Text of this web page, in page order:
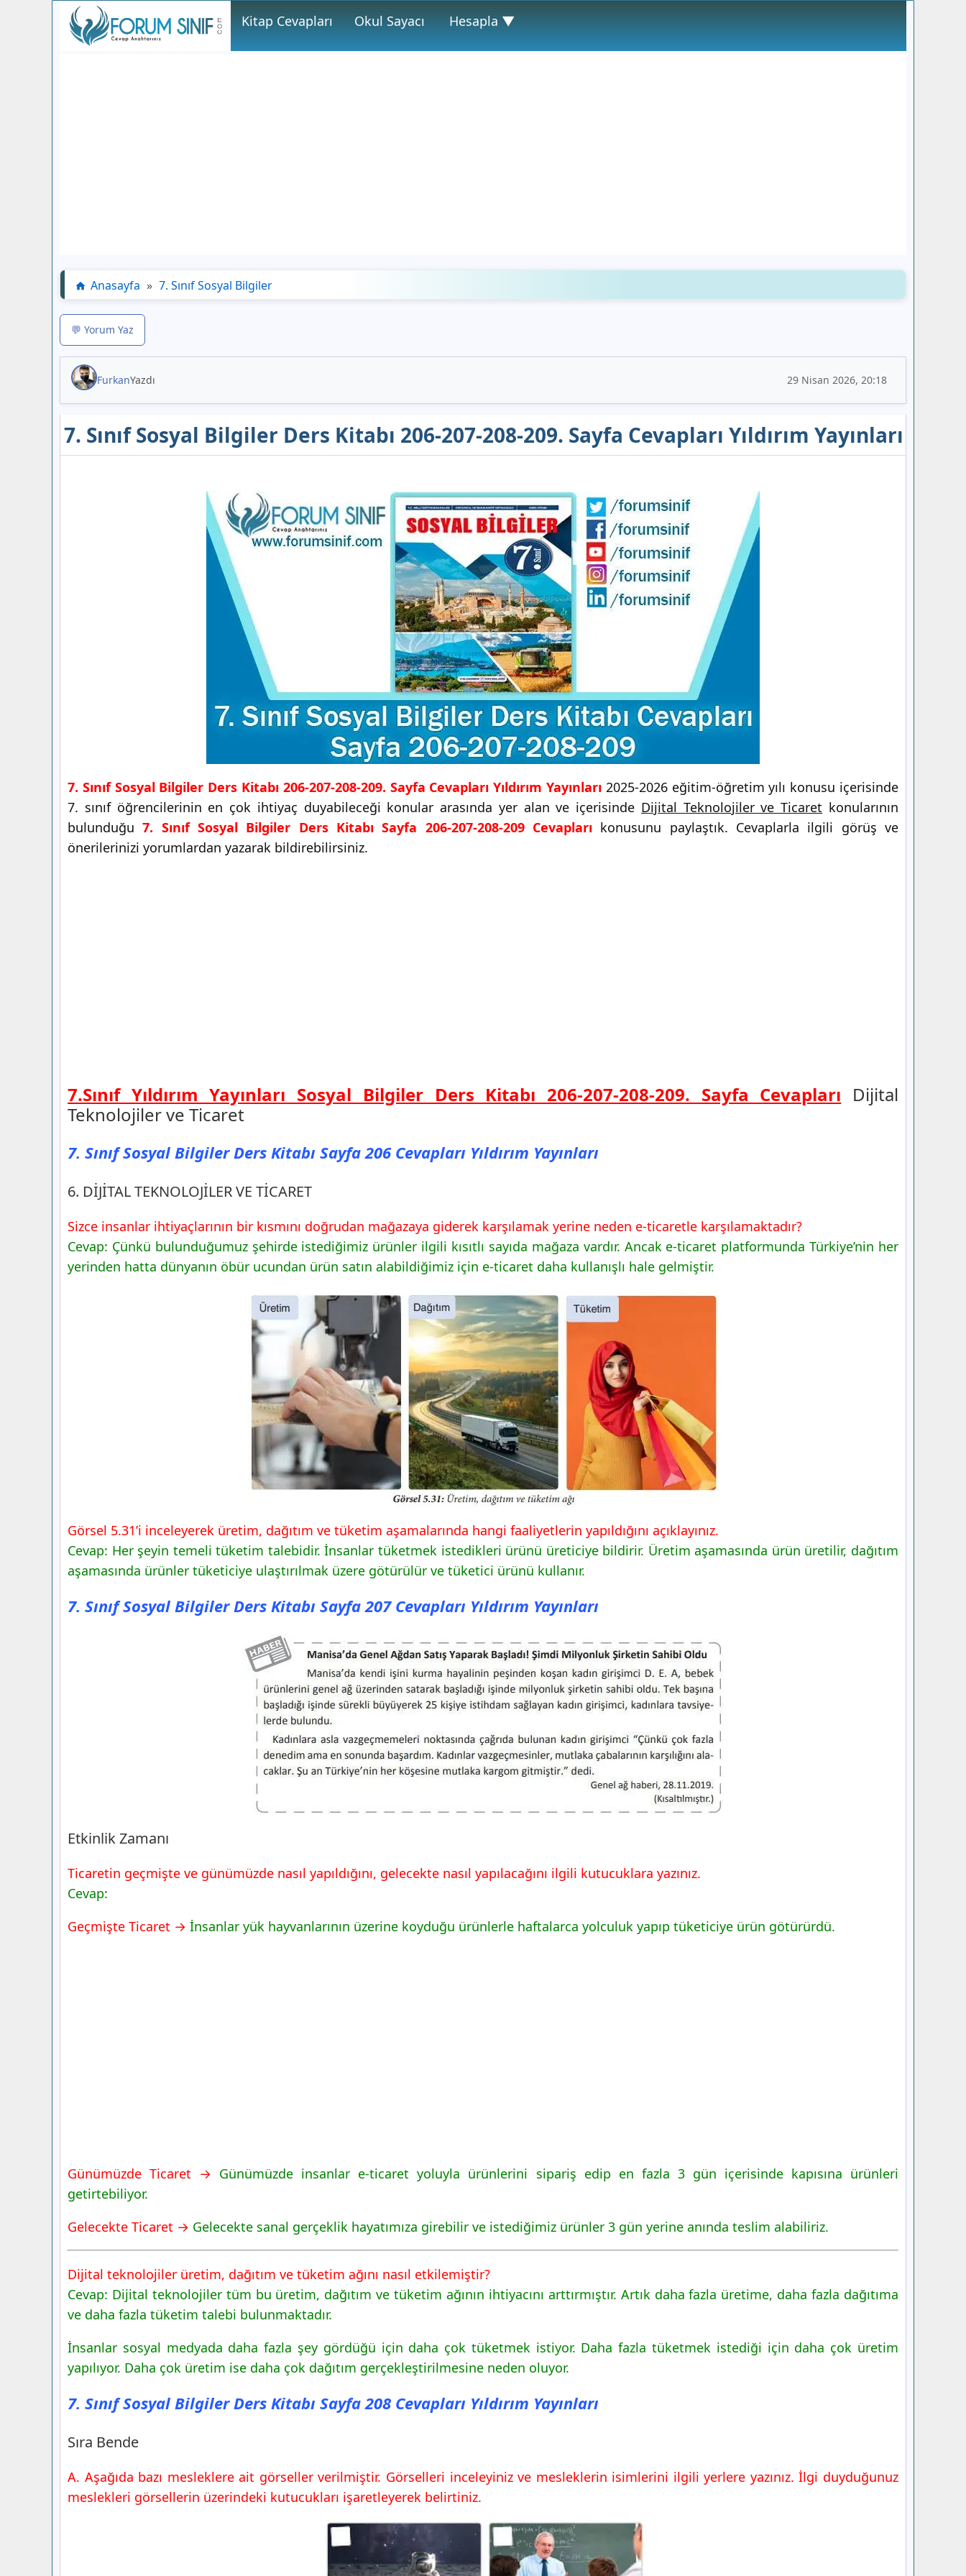
Kitap Cevapları Okul Sayacı Hesapla ▼
Anasayfa » 7. Sınıf Sosyal Bilgiler
💬 Yorum Yaz
FurkanYazdı 29 Nisan 2026, 20:18
7. Sınıf Sosyal Bilgiler Ders Kitabı 206-207-208-209. Sayfa Cevapları Yıldırım Yayınları
7. Sınıf Sosyal Bilgiler Ders Kitabı 206-207-208-209. Sayfa Cevapları Yıldırım Yayınları 2025-2026 eğitim-öğretim yılı konusu içerisinde
7. sınıf öğrencilerinin en çok ihtiyaç duyabileceği konular arasında yer alan ve içerisinde Dijital Teknolojiler ve Ticaret konularının
bulunduğu7. Sınıf Sosyal Bilgiler Ders Kitabı Sayfa 206-207-208-209 Cevapları konusunu paylaştık. Cevaplarla ilgili görüş ve
önerilerinizi yorumlardan yazarak bildirebilirsiniz.
7.Sınıf Yıldırım Yayınları Sosyal Bilgiler Ders Kitabı 206-207-208-209. Sayfa Cevapları Dijital
Teknolojiler ve Ticaret
7. Sınıf Sosyal Bilgiler Ders Kitabı Sayfa 206 Cevapları Yıldırım Yayınları
6. DİJİTAL TEKNOLOJİLER VE TİCARET
Sizce insanlar ihtiyaçlarının bir kısmını doğrudan mağazaya giderek karşılamak yerine neden e-ticaretle karşılamaktadır?
Cevap: Çünkü bulunduğumuz şehirde istediğimiz ürünler ilgili kısıtlı sayıda mağaza vardır. Ancak e-ticaret platformunda Türkiye’nin her
yerinden hatta dünyanın öbür ucundan ürün satın alabildiğimiz için e-ticaret daha kullanışlı hale gelmiştir.
Görsel 5.31’i inceleyerek üretim, dağıtım ve tüketim aşamalarında hangi faaliyetlerin yapıldığını açıklayınız.
Cevap: Her şeyin temeli tüketim talebidir. İnsanlar tüketmek istedikleri ürünü üreticiye bildirir. Üretim aşamasında ürün üretilir, dağıtım
aşamasında ürünler tüketiciye ulaştırılmak üzere götürülür ve tüketici ürünü kullanır.
7. Sınıf Sosyal Bilgiler Ders Kitabı Sayfa 207 Cevapları Yıldırım Yayınları
Etkinlik Zamanı
Ticaretin geçmişte ve günümüzde nasıl yapıldığını, gelecekte nasıl yapılacağını ilgili kutucuklara yazınız.
Cevap:
Geçmişte Ticaret → İnsanlar yük hayvanlarının üzerine koyduğu ürünlerle haftalarca yolculuk yapıp tüketiciye ürün götürürdü.
Günümüzde Ticaret → Günümüzde insanlar e-ticaret yoluyla ürünlerini sipariş edip en fazla 3 gün içerisinde kapısına ürünleri
getirtebiliyor.
Gelecekte Ticaret → Gelecekte sanal gerçeklik hayatımıza girebilir ve istediğimiz ürünler 3 gün yerine anında teslim alabiliriz.
Dijital teknolojiler üretim, dağıtım ve tüketim ağını nasıl etkilemiştir?
Cevap: Dijital teknolojiler tüm bu üretim, dağıtım ve tüketim ağının ihtiyacını arttırmıştır. Artık daha fazla üretime, daha fazla dağıtıma
ve daha fazla tüketim talebi bulunmaktadır.
İnsanlar sosyal medyada daha fazla şey gördüğü için daha çok tüketmek istiyor. Daha fazla tüketmek istediği için daha çok üretim
yapılıyor. Daha çok üretim ise daha çok dağıtım gerçekleştirilmesine neden oluyor.
7. Sınıf Sosyal Bilgiler Ders Kitabı Sayfa 208 Cevapları Yıldırım Yayınları
Sıra Bende
A. Aşağıda bazı mesleklere ait görseller verilmiştir. Görselleri inceleyiniz ve mesleklerin isimlerini ilgili yerlere yazınız. İlgi duyduğunuz
meslekleri görsellerin üzerindeki kutucukları işaretleyerek belirtiniz.